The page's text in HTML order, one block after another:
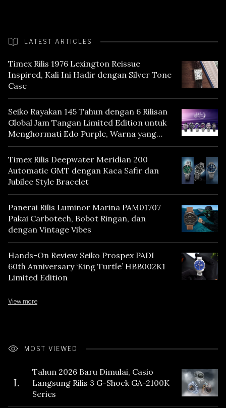
LATEST ARTICLES
Timex Rilis 1976 Lexington Reissue
Inspired, Kali Ini Hadir dengan Silver Tone
Case
Seiko Rayakan 145 Tahun dengan 6 Rilisan
Global Jam Tangan Limited Edition untuk
Menghormati Edo Purple, Warna yang
Mencerminkan Warisan Tokyo
Timex Rilis Deepwater Meridian 200
Automatic GMT dengan Kaca Safir dan
Jubilee Style Bracelet
Panerai Rilis Luminor Marina PAM01707
Pakai Carbotech, Bobot Ringan, dan
dengan Vintage Vibes
Hands-On Review Seiko Prospex PADI
60th Anniversary ‘King Turtle’ HBB002K1
Limited Edition
View more
MOST VIEWED
I.
Tahun 2026 Baru Dimulai, Casio
Langsung Rilis 3 G-Shock GA-2100K
Series